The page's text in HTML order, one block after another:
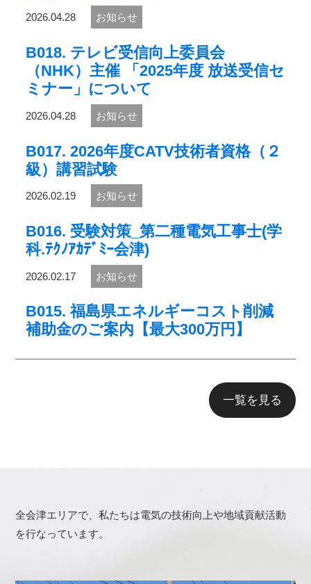
2026.04.28 お知らせ
B018. テレビ受信向上委員会
（NHK）主催 「2025年度 放送受信セ
ミナー」について
2026.04.28 お知らせ
B017. 2026年度CATV技術者資格（２
級）講習試験
2026.02.19 お知らせ
B016. 受験対策_第二種電気工事士(学
科.ﾃｸﾉｱｶﾃﾞﾐｰ会津)
2026.02.17 お知らせ
B015. 福島県エネルギーコスト削減
補助金のご案内【最大300万円】
一覧を見る
全会津エリアで、私たちは電気の技術向上や地域貢献活動
を行なっています。